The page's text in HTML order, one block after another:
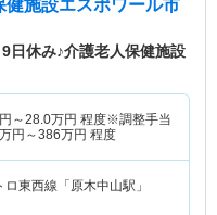
健施設エスポワール市
日休み♪介護老人保健施設
～28.0万円 程度※調整手当
万円～386万円 程度
ロ東西線「原木中山駅」